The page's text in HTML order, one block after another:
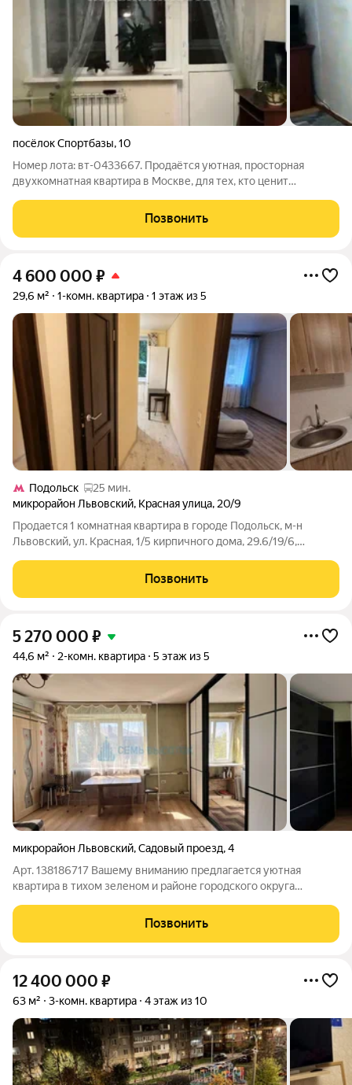
посёлок Спортбазы,10
Номер лота: вт-0433667. Продаётся уютная, просторная
двухкомнатная квартира в Москве, для тех, кто ценит
расположена на верхнем пятом этаже, что обеспечивает
дополнительную тишину и отсутствие
Позвонить
4 600 000 ₽
29,6 м² 1-комн. квартира 1 этаж из 5
Подольск
25 мин.
микрорайон Львовский, Красная улица, 20/9
Продается 1 комнатная квартира в городе Подольск, м-н
Львовский, ул. Красная, 1/5 кирпичного дома, 29.6/19/6,
балкона. Хороший район с развитой инфраструктурой, рядом
школа, детский сад, остановка
Позвонить
5 270 000 ₽
44,6 м² 2-комн. квартира 5 этаж из 5
микрорайон Львовский,Садовый проезд,4
Арт. 138186717 Вашему вниманию предлагается уютная
квартира в тихом зеленом и районе городского округа
метража и стоимости для полноценной двухкомнатной
квартиры! Квартира расположена на 5 этаже
Позвонить
12 400 000 ₽
63 м² 3-комн. квартира 4 этаж из 10